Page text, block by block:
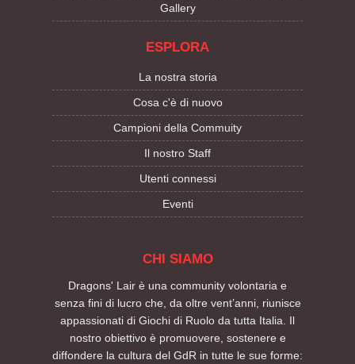
Gallery
ESPLORA
La nostra storia
Cosa c'è di nuovo
Campioni della Commuity
Il nostro Staff
Utenti connessi
Eventi
CHI SIAMO
Dragons' Lair è una community volontaria e
senza fini di lucro che, da oltre vent’anni, riunisce
appassionati di Giochi di Ruolo da tutta Italia. Il
nostro obiettivo è promuovere, sostenere e
diffondere la cultura del GdR in tutte le sue forme: